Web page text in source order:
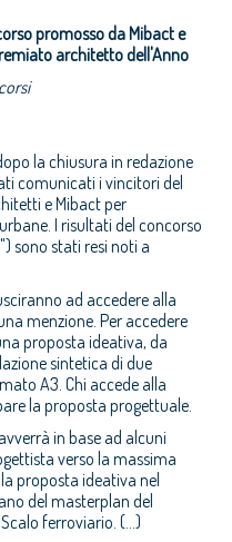
promosso da Mibact e
architetto dell'Anno
la chiusura in redazione
comunicati i vincitori del
e Mibact per
I risultati del concorso
sono stati resi noti a
ad accedere alla
menzione. Per accedere
proposta ideativa, da
sintetica di due
A3. Chi accede alla
la proposta progettuale.
in base ad alcuni
verso la massima
proposta ideativa nel
del masterplan del
ferroviario. (...)